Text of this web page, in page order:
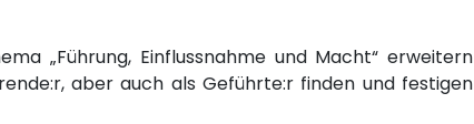
„Führung, Einflussnahme und Macht“ erweitern
aber auch als Geführte:r finden und festigen